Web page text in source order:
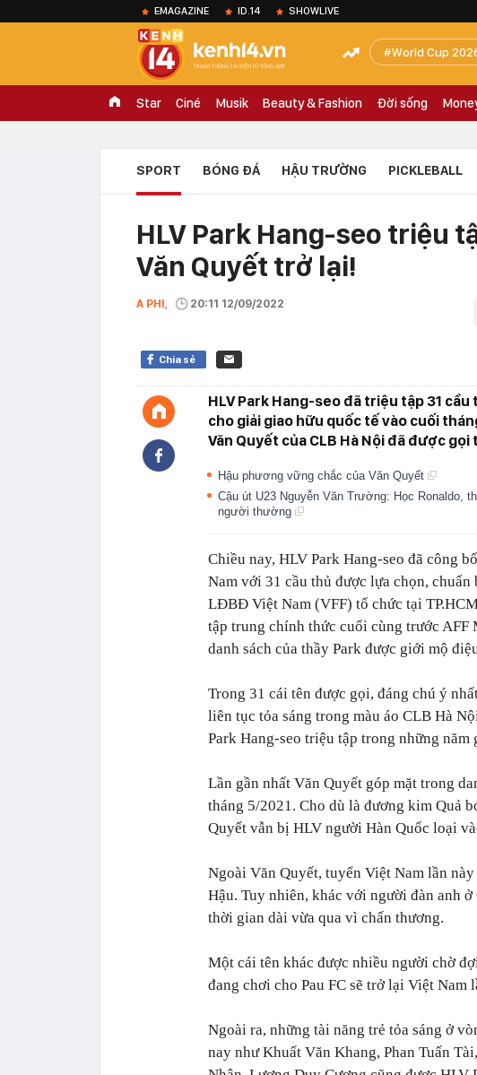
EMAGAZINE ID.14 SHOWLIVE
World Cup
Star Ciné Musik Beauty & Fashion Đời sống
SPORT BÓNG ĐÁ HẬU TRƯỜNG PICKLEBALL
HLV Park Hang-seo triệu
Văn Quyết trở lại!
A PHI, 20:11 12/09/2022
Chia sẻ
HLV Park Hang-seo đã triệu tập 31
cho giải giao hữu quốc tế vào cuối
Văn Quyết của CLB Hà Nội đã được
Hậu phương vững chắc của Văn Quyết
Cậu út U23 Nguyễn Văn Trường: Học Ronaldo,
người thường
Chiều nay, HLV Park Hang-seo đã công
Nam với 31 cầu thủ được lựa chọn,
LĐBĐ Việt Nam (VFF) tổ chức tại
tập trung chính thức cuối cùng trước
danh sách của thầy Park được giới mộ
Trong 31 cái tên được gọi, đáng chú ý
liên tục tỏa sáng trong màu áo CLB Hà
Park Hang-seo triệu tập trong những năm
Lần gần nhất Văn Quyết góp mặt trong
tháng 5/2021. Cho dù là đương kim Quả
Quyết vẫn bị HLV người Hàn Quốc loại
Ngoài Văn Quyết, tuyển Việt Nam lần
Hậu. Tuy nhiên, khác với người đàn anh
thời gian dài vừa qua vì chấn thương.
Một cái tên khác được nhiều người chờ
đang chơi cho Pau FC sẽ trở lại Việt
Ngoài ra, những tài năng trẻ tỏa sáng ở
nay như Khuất Văn Khang, Phan Tuấn